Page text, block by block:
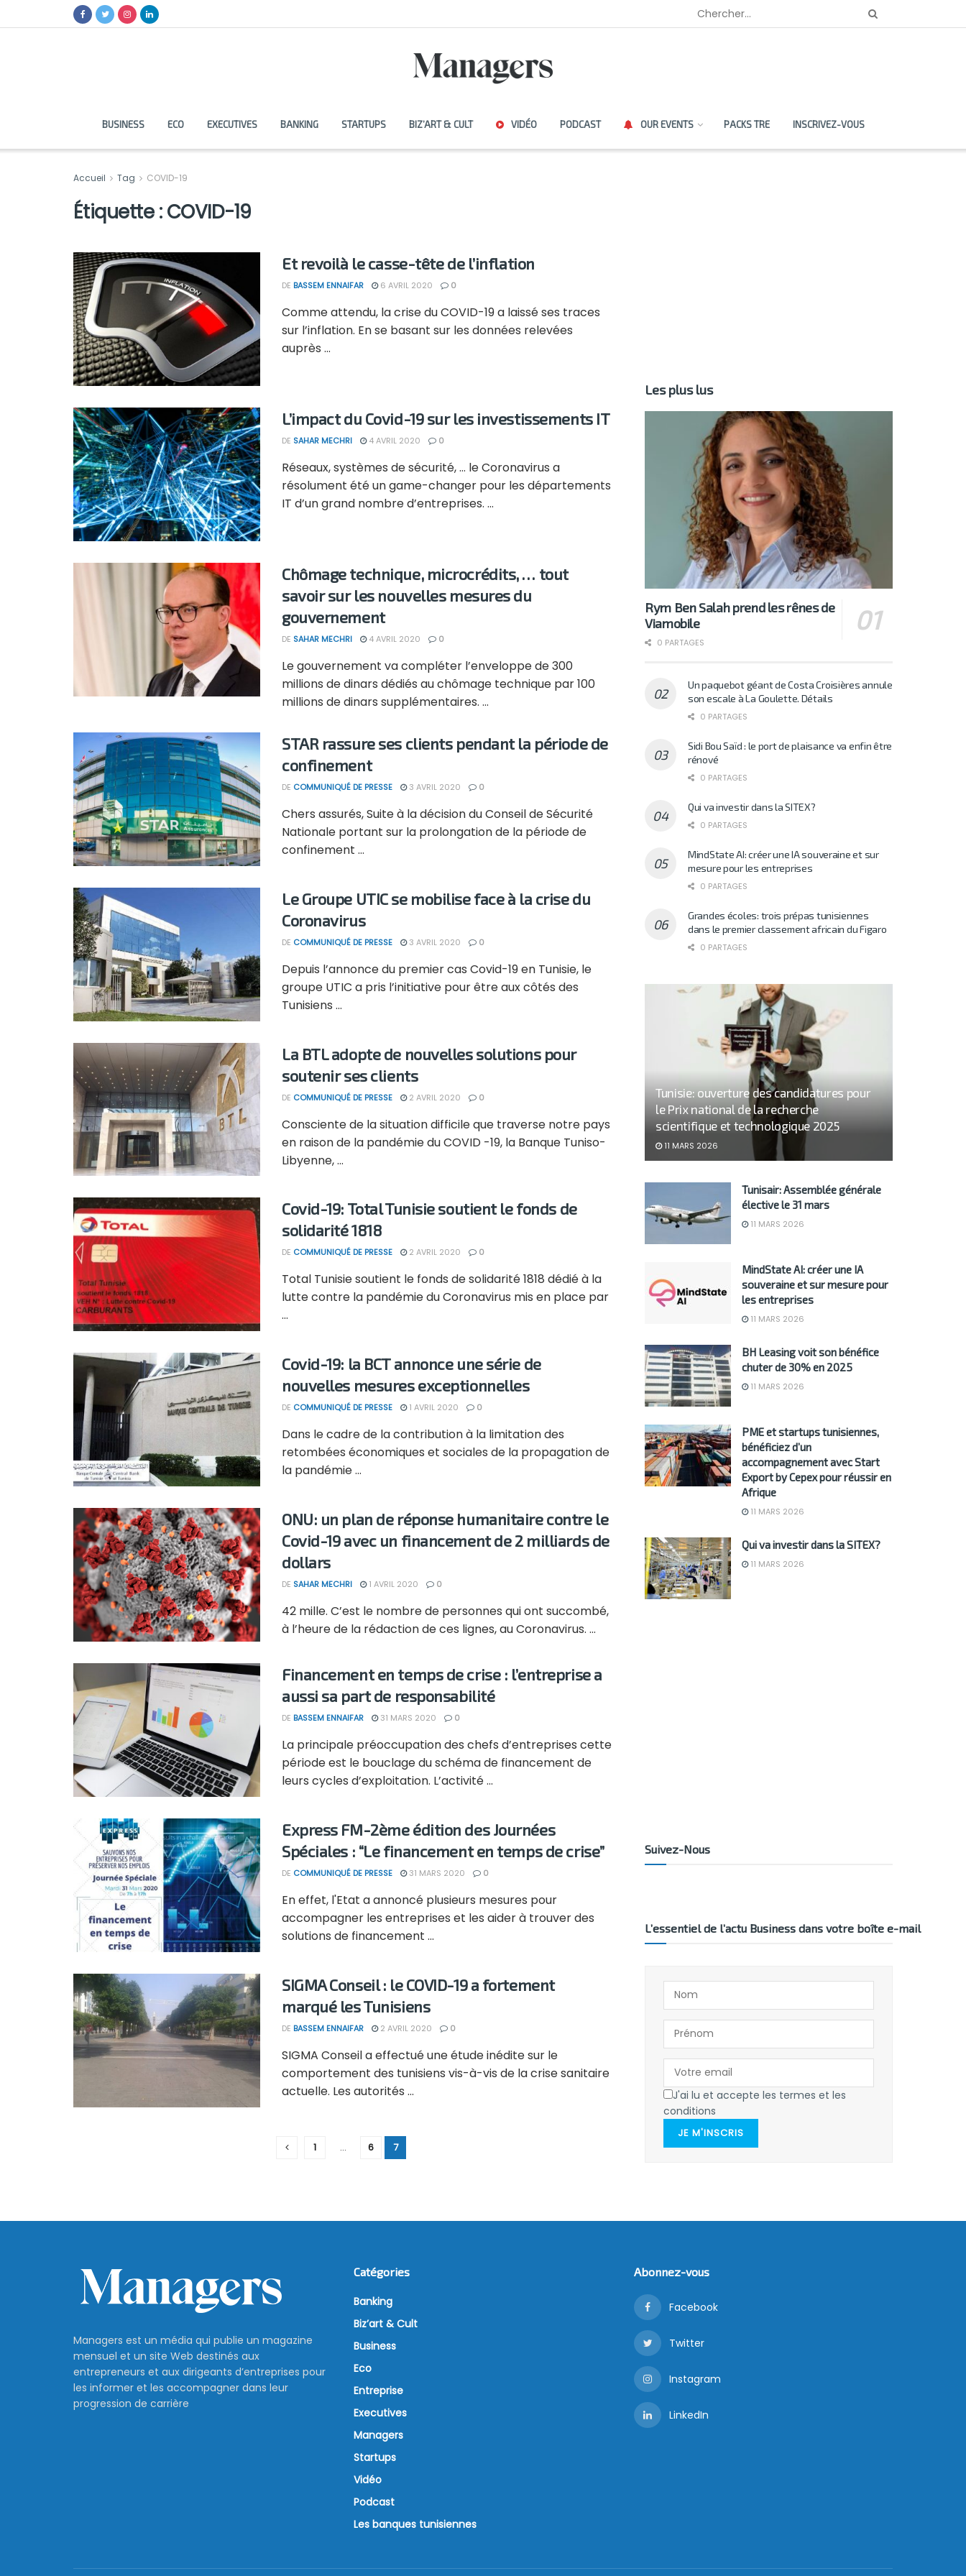
BUSINESS ECO EXECUTIVES BANKING STARTUPS BIZ’ART & CULT VIDÉO PODCAST OUR EVENTS PACKS TRE INSCRIVEZ-VOUS
Accueil Tag COVID-19
Étiquette :COVID-19
Et revoilà le casse-tête de l’inflation
DE BASSEM ENNAIFAR 6 AVRIL 2020 0
Comme attendu, la crise du COVID-19 a laissé ses traces
sur l’inflation. En se basant sur les données relevées
auprès ...
L’impact du Covid-19 sur les investissements IT
DE SAHAR MECHRI 4 AVRIL 2020 0
Réseaux, systèmes de sécurité, … le Coronavirus a
résolument été un game-changer pour les départements
IT d’un grand nombre d’entreprises. ...
Chômage technique, microcrédits, … tout
savoir sur les nouvelles mesures du
gouvernement
DE SAHAR MECHRI 4 AVRIL 2020 0
Le gouvernement va compléter l’enveloppe de 300
millions de dinars dédiés au chômage technique par 100
millions de dinars supplémentaires. ...
STAR rassure ses clients pendant la période de
confinement
DE COMMUNIQUÉ DE PRESSE 3 AVRIL 2020 0
Chers assurés, Suite à la décision du Conseil de Sécurité
Nationale portant sur la prolongation de la période de
confinement ...
Le Groupe UTIC se mobilise face à la crise du
Coronavirus
DE COMMUNIQUÉ DE PRESSE 3 AVRIL 2020 0
Depuis l’annonce du premier cas Covid-19 en Tunisie, le
groupe UTIC a pris l’initiative pour être aux côtés des
Tunisiens ...
La BTL adopte de nouvelles solutions pour
soutenir ses clients
DE COMMUNIQUÉ DE PRESSE 2 AVRIL 2020 0
Consciente de la situation difficile que traverse notre pays
en raison de la pandémie du COVID -19, la Banque Tuniso-
Libyenne, ...
Covid-19: Total Tunisie soutient le fonds de
solidarité 1818
DE COMMUNIQUÉ DE PRESSE 2 AVRIL 2020 0
Total Tunisie soutient le fonds de solidarité 1818 dédié à la
lutte contre la pandémie du Coronavirus mis en place par
...
Covid-19: la BCT annonce une série de
nouvelles mesures exceptionnelles
DE COMMUNIQUÉ DE PRESSE 1 AVRIL 2020 0
Dans le cadre de la contribution à la limitation des
retombées économiques et sociales de la propagation de
la pandémie ...
ONU: un plan de réponse humanitaire contre le
Covid-19 avec un financement de 2 milliards de
dollars
DE SAHAR MECHRI 1 AVRIL 2020 0
42 mille. C’est le nombre de personnes qui ont succombé,
à l’heure de la rédaction de ces lignes, au Coronavirus. ...
Financement en temps de crise : l’entreprise a
aussi sa part de responsabilité
DE BASSEM ENNAIFAR 31 MARS 2020 0
La principale préoccupation des chefs d’entreprises cette
période est le bouclage du schéma de financement de
leurs cycles d’exploitation. L’activité ...
Express FM-2ème édition des Journées
Spéciales : “Le financement en temps de crise”
DE COMMUNIQUÉ DE PRESSE 31 MARS 2020 0
En effet, l'Etat a annoncé plusieurs mesures pour
accompagner les entreprises et les aider à trouver des
solutions de financement ...
SIGMA Conseil : le COVID-19 a fortement
marqué les Tunisiens
DE BASSEM ENNAIFAR 2 AVRIL 2020 0
SIGMA Conseil a effectué une étude inédite sur le
comportement des tunisiens vis-à-vis de la crise sanitaire
actuelle. Les autorités ...
1 … 6 7
Les plus lus
Rym Ben Salah prend les rênes de
Viamobile
0 PARTAGES
Un paquebot géant de Costa Croisières annule
son escale à La Goulette. Détails
0 PARTAGES
Sidi Bou Saïd : le port de plaisance va enfin être
rénové
0 PARTAGES
Qui va investir dans la SITEX?
0 PARTAGES
MindState AI: créer une IA souveraine et sur
mesure pour les entreprises
0 PARTAGES
Grandes écoles: trois prépas tunisiennes
dans le premier classement africain du Figaro
0 PARTAGES
Tunisie: ouverture des candidatures pour
le Prix national de la recherche
scientifique et technologique 2025
11 MARS 2026
Tunisair: Assemblée générale
élective le 31 mars
11 MARS 2026
MindState AI: créer une IA
souveraine et sur mesure pour
les entreprises
11 MARS 2026
BH Leasing voit son bénéfice
chuter de 30% en 2025
11 MARS 2026
PME et startups tunisiennes,
bénéficiez d’un
accompagnement avec Start
Export by Cepex pour réussir en
Afrique
11 MARS 2026
Qui va investir dans la SITEX?
11 MARS 2026
Suivez-Nous
L’essentiel de l’actu Business dans votre boîte e-mail
J'ai lu et accepte les termes et les
conditions
JE M'INSCRIS
Managers est un média qui publie un magazine
mensuel et un site Web destinés aux
entrepreneurs et aux dirigeants d’entreprises pour
les informer et les accompagner dans leur
progression de carrière
Catégories
Banking
Biz’art & Cult
Business
Eco
Entreprise
Executives
Managers
Startups
Vidéo
Podcast
Les banques tunisiennes
Abonnez-vous
Facebook
Twitter
Instagram
LinkedIn